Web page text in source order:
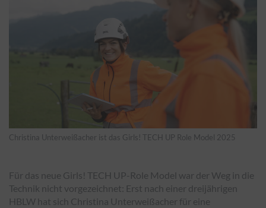
Christina Unterweißacher ist das Girls! TECH UP Role Model 2025
Für das neue Girls! TECH UP-Role Model war der Weg in die
Technik nicht vorgezeichnet: Erst nach einer dreijährigen
HBLW hat sich Christina Unterweißacher für eine